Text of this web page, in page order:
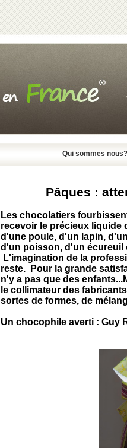
Qui sommes nous?
Pâques :
Les chocolatiers
recevoir le précieux liquide
d'une poule, d'un lapin,
d'un poisson, d'un écureuil
L'imagination de la
reste. Pour la grande
n'y a pas que des
le collimateur des
sortes de formes, de
Un chocophile averti : Guy